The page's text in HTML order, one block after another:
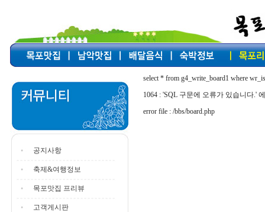
공지사항
축제&여행정보
목포맛집 프리뷰
고객게시판
select * from g4_write_board1 where
1064 : 'SQL 구문에 오류가 있습니다.'
error file : /bbs/board.php